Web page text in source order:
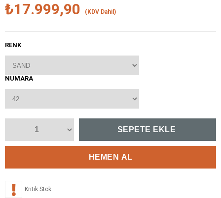
₺17.999,90 (KDV Dahil)
RENK
NUMARA
Kritik Stok